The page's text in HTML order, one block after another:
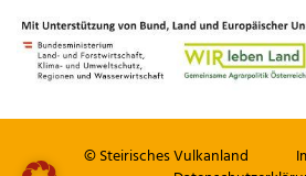
© Steirisches Vulkanland